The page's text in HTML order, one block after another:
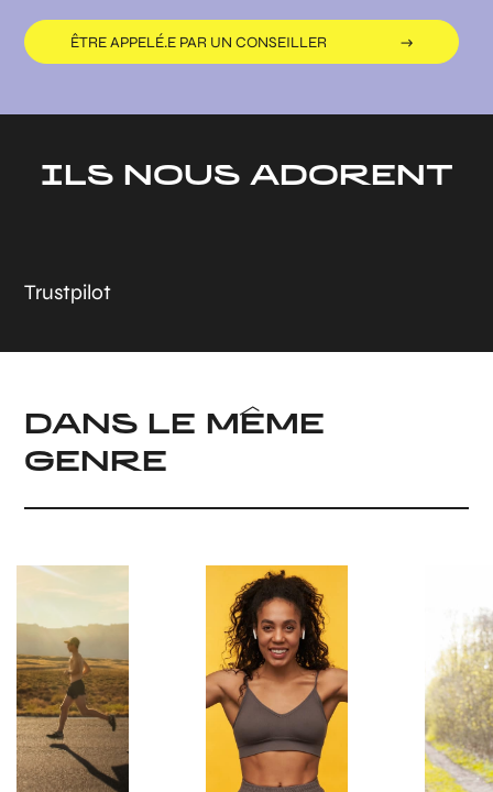
ÊTRE APPELÉ.E PAR UN CONSEILLER
ILS NOUS ADORENT
Trustpilot
DANS LE MÊME
GENRE